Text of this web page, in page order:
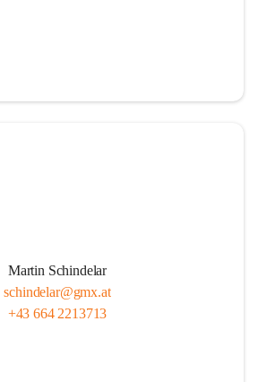
Martin Schindelar
schindelar@gmx.at
+43 664 2213713